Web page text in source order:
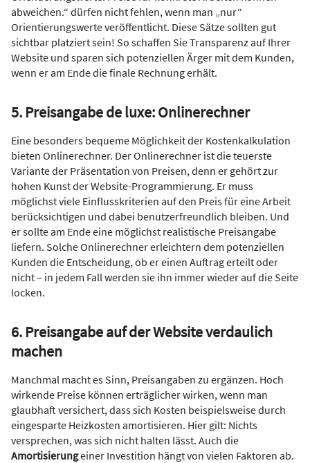
abweichen.“ dürfen nicht fehlen, wenn man „nur“
Orientierungswerte veröffentlicht. Diese Sätze sollten gut
sichtbar platziert sein! So schaffen Sie Transparenz auf Ihrer
Website und sparen sich potenziellen Ärger mit dem Kunden,
wenn er am Ende die finale Rechnung erhält.
5. Preisangabe de luxe: Onlinerechner
Eine besonders bequeme Möglichkeit der Kostenkalkulation
bieten Onlinerechner. Der Onlinerechner ist die teuerste
Variante der Präsentation von Preisen, denn er gehört zur
hohen Kunst der Website-Programmierung. Er muss
möglichst viele Einflusskriterien auf den Preis für eine Arbeit
berücksichtigen und dabei benutzerfreundlich bleiben. Und
er sollte am Ende eine möglichst realistische Preisangabe
liefern. Solche Onlinerechner erleichtern dem potenziellen
Kunden die Entscheidung, ob er einen Auftrag erteilt oder
nicht – in jedem Fall werden sie ihn immer wieder auf die Seite
locken.
6. Preisangabe auf der Website verdaulich
machen
Manchmal macht es Sinn, Preisangaben zu ergänzen. Hoch
wirkende Preise können erträglicher wirken, wenn man
glaubhaft versichert, dass sich Kosten beispielsweise durch
eingesparte Heizkosten amortisieren. Hier gilt: Nichts
versprechen, was sich nicht halten lässt. Auch die
Amortisierungeiner Investition hängt von vielen Faktoren ab.